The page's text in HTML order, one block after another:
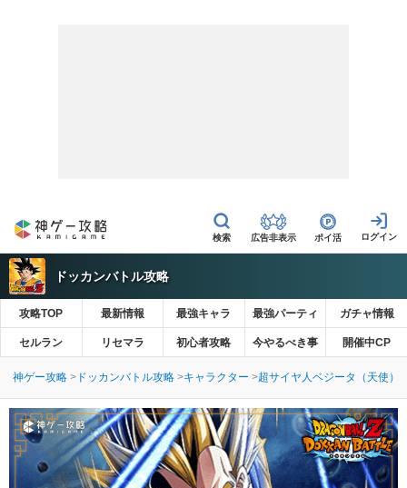
広告非表示 ポイ活
ドッカンバトル攻略
攻略TOP 最新情報 最強キャラ 最強パーティ ガチャ情報
セルラン リセマラ 初心者攻略 今やるべき事 開催中CP
神ゲー攻略 ドッカンバトル攻略 キャラクター 超サイヤ人ベジータ（天使）